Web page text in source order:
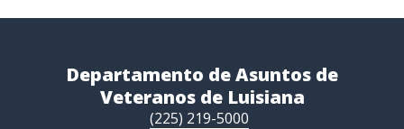
Departamento de Asuntos de
Veteranos de Luisiana
(225) 219-5000